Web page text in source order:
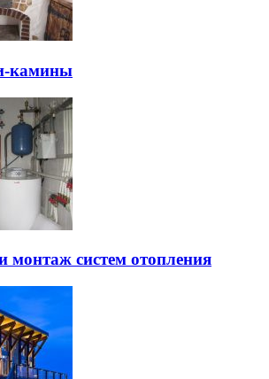
камины
монтаж систем отопления